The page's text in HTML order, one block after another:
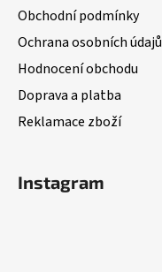
Obchodní podmínky
Ochrana osobních údajů
Hodnocení obchodu
Doprava a platba
Reklamace zboží
Instagram